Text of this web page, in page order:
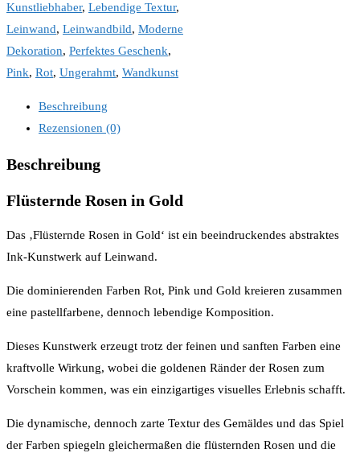
Kunstliebhaber, Lebendige Textur,
Leinwand, Leinwandbild, Moderne
Dekoration, Perfektes Geschenk,
Pink, Rot, Ungerahmt, Wandkunst
Beschreibung
Rezensionen (0)
Beschreibung
Flüsternde Rosen in Gold
Das ‚Flüsternde Rosen in Gold‘ ist ein beeindruckendes abstraktes
Ink-Kunstwerk auf Leinwand.
Die dominierenden Farben Rot, Pink und Gold kreieren zusammen
eine pastellfarbene, dennoch lebendige Komposition.
Dieses Kunstwerk erzeugt trotz der feinen und sanften Farben eine
kraftvolle Wirkung, wobei die goldenen Ränder der Rosen zum
Vorschein kommen, was ein einzigartiges visuelles Erlebnis schafft.
Die dynamische, dennoch zarte Textur des Gemäldes und das Spiel
der Farben spiegeln gleichermaßen die flüsternden Rosen und die